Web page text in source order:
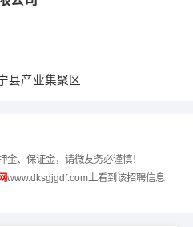
县产业集聚区
、保证金，请微友务必谨慎！
www.dksgjgdf.com上看到该招聘信息